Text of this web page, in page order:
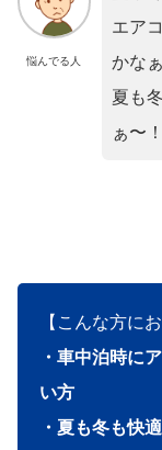
悩んでる人
エア
かな
夏も
ぁ〜！
【こんな方に
・車中泊時に
い方
・夏も冬も快